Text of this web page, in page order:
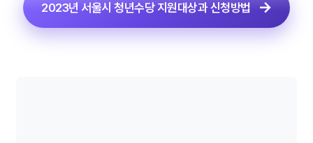
2023년 서울시 청년수당 지원대상과 신청방법